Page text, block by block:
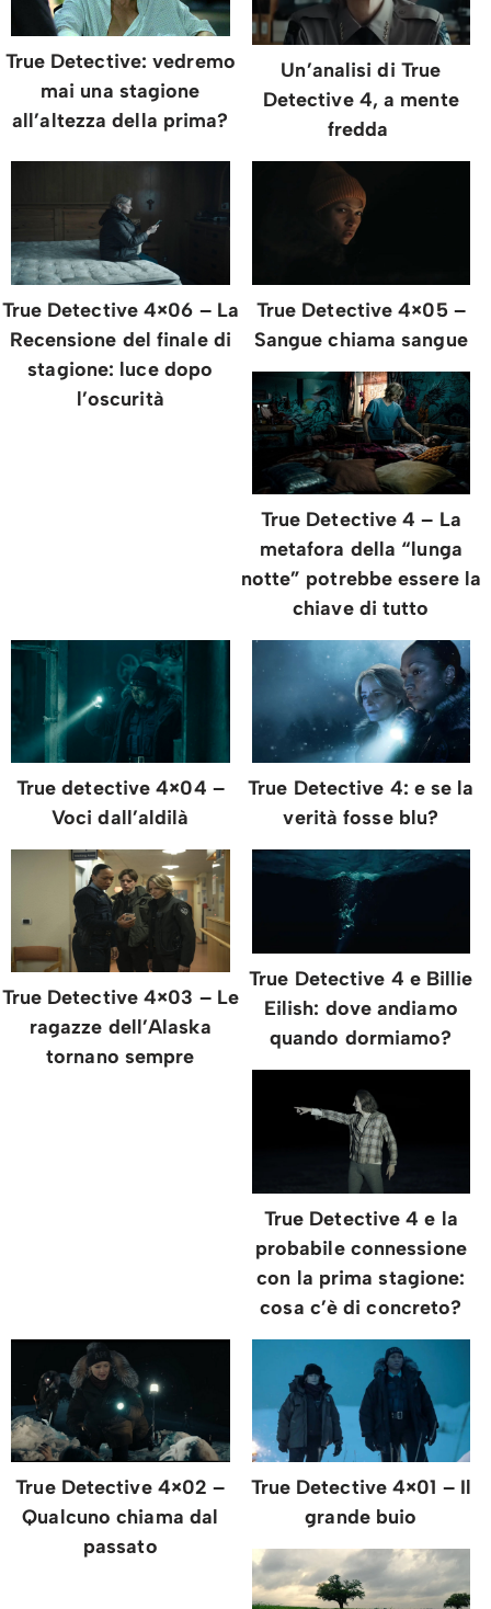
True Detective: vedremo
mai una stagione
all’altezza della prima?
Un’analisi di True
Detective 4, a mente
fredda
True Detective 4×06 – La
Recensione del finale di
stagione: luce dopo
l’oscurità
True Detective 4×05 –
Sangue chiama sangue
True Detective 4 – La
metafora della “lunga
notte” potrebbe essere la
chiave di tutto
True detective 4×04 –
Voci dall’aldilà
True Detective 4: e se la
verità fosse blu?
True Detective 4×03 – Le
ragazze dell’Alaska
tornano sempre
True Detective 4 e Billie
Eilish: dove andiamo
quando dormiamo?
True Detective 4 e la
probabile connessione
con la prima stagione:
cosa c’è di concreto?
True Detective 4×02 –
Qualcuno chiama dal
passato
True Detective 4×01 – Il
grande buio